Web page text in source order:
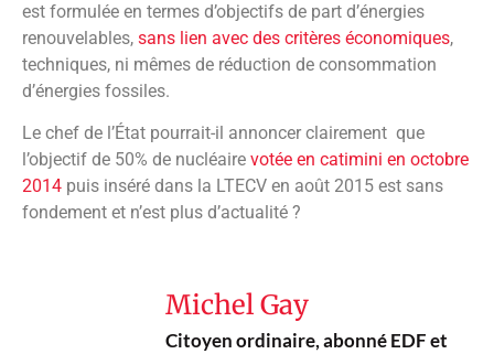
est formulée en termes d’objectifs de part d’énergies
renouvelables, sans lien avec des critères économiques,
techniques, ni mêmes de réduction de consommation
d’énergies fossiles.
Le chef de l’État pourrait-il annoncer clairement que
l’objectif de 50% de nucléaire votée en catimini en octobre
2014 puis inséré dans la LTECV en août 2015 est sans
fondement et n’est plus d’actualité ?
Michel Gay
Citoyen ordinaire, abonné EDF et